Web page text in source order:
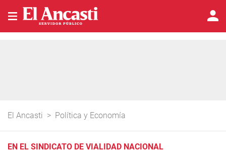
El Ancasti > Política y Economía
EN EL SINDICATO DE VIALIDAD NACIONAL